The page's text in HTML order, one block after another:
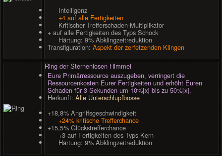
Intelligenz
+4 auf alle Fertigkeiten
Kritischer Trefferschaden-Multiplikator
+ auf alle Fertigkeiten des Typs Schock
Härtung: 9% Abklingzeitreduktion
Transfiguration:Aspekt der zerfetzenden Klingen
Ring der Sternenlosen Himmel
Eure Primärressource auszugeben, verringert die
Ressourcenkosten Eurer Fertigkeiten und erhöht Euren
Schaden für 3 Sekunden um 10%[x] bis zu 50%[x].
Herkunft:Alle Unterschlupfbosse
+18,8% Angriffsgeschwindigkeit
+24% kritische Trefferchance
+15,5% Glückstrefferchance
+3 auf Fertigkeiten des Typs Kern
Härtung: 9% Abklingzeitreduktion